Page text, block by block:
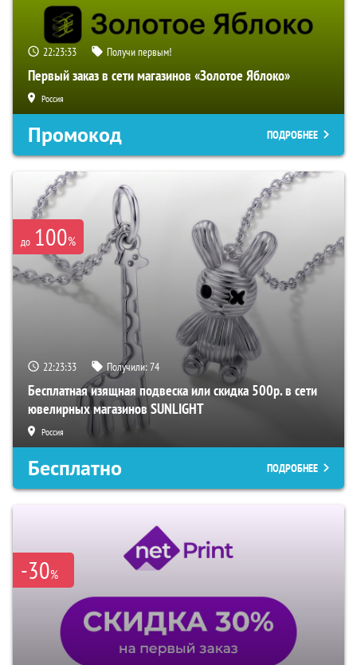
22:23:32 Получи первым!
Первый заказ в сети магазинов «Золотое Яблоко»
Россия
Промокод ПОДРОБНЕЕ
до 100%
22:23:32 Получили:74
Бесплатная изящная подвеска или скидка 500р. в сети
ювелирных магазинов SUNLIGHT
Россия
Бесплатно ПОДРОБНЕЕ
-30%